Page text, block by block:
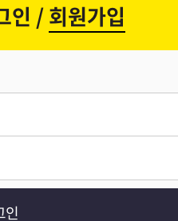
인 /회원가입
인